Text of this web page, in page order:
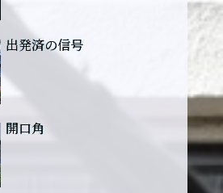
出発済の信号
開口角